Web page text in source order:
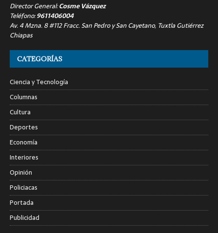
Director General:Cosme Vázquez
Teléfono:9611406004
Av. 4 Mzna. 8 #112 Fracc. San Pedro y San Cayetano, Tuxtla Gutiérrez
Chiapas
CATEGORÍAS
Ciencia y Tecnología
Columnas
Cultura
Deportes
Economía
Interiores
Opinión
Policiacas
Portada
Publicidad